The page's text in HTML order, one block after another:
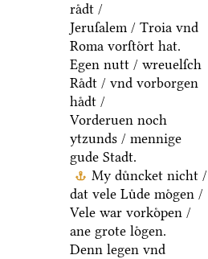
raͤdt /
Jeruſalem / Troia vnd
Roma vorſtoͤrt hat.
Egen nutt / wreuelſch
Raͤdt / vnd vorborgen
haͤdt /
Vorderuen noch
ytzunds / mennige
gude Stadt.
My duͤncket nicht /
dat vele Luͤde moͤgen /
Vele war vorkoͤpen /
ane grote loͤgen.
Denn legen vnd